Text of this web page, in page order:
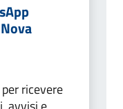
ricevere